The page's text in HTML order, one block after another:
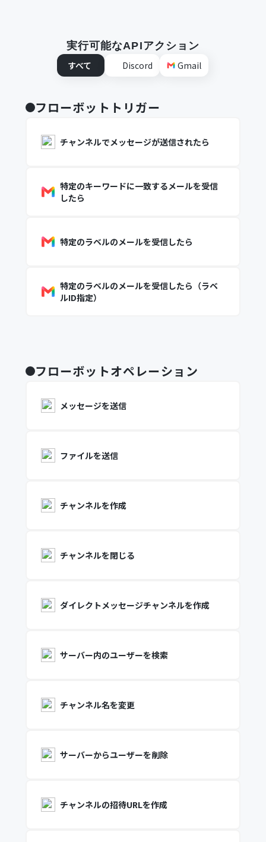
実行可能なAPIアクション
すべて
Discord Gmail
フローボットトリガー
チャンネルでメッセージが送信されたら
特定のキーワードに一致するメールを受信
したら
特定のラベルのメールを受信したら
特定のラベルのメールを受信したら（ラベ
ルID指定）
フローボットオペレーション
メッセージを送信
ファイルを送信
チャンネルを作成
チャンネルを閉じる
ダイレクトメッセージチャンネルを作成
サーバー内のユーザーを検索
チャンネル名を変更
サーバーからユーザーを削除
チャンネルの招待URLを作成